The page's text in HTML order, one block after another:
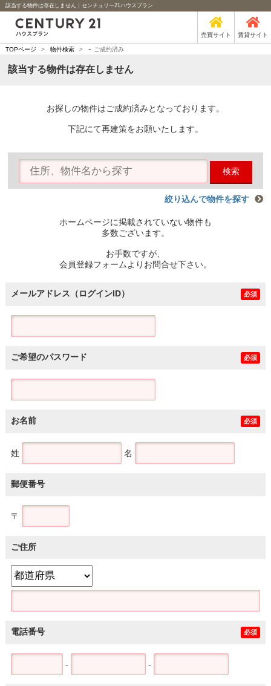
該当する物件は存在しません｜センチュリー21ハウスプラン
売買サイト 賃貸サイト
TOPページ > 物件検索 > - ご成約済み
該当する物件は存在しません
お探しの物件はご成約済みとなっております。
下記にて再建策をお願いたします。
検索
絞り込んで物件を探す
ホームページに掲載されていない物件も
多数ございます。
お手数ですが、
会員登録フォームよりお問合せ下さい。
メールアドレス（ログインID） 必須
ご希望のパスワード 必須
お名前 必須
姓 名
郵便番号
〒
ご住所
電話番号 必須
- -